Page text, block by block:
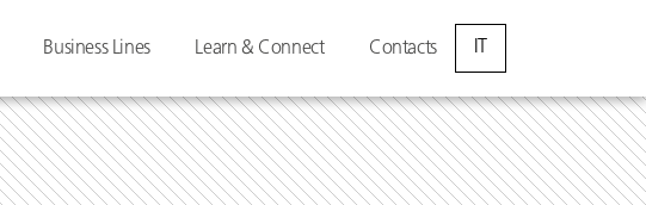
Business Lines Learn & Connect Contacts